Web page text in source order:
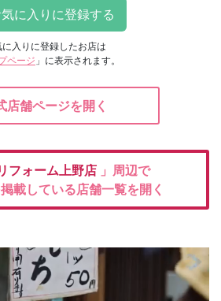
に入りに登録したお店は
ページ 」に表示されます。
店舗ページを開く
フォーム上野店 」周辺で
載している店舗一覧を開く